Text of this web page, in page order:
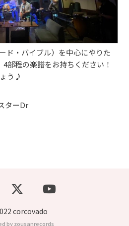
イブ出演者募集！！
器機材等
心者POPS
ド・バイブル）を中心にやりた
部程の楽譜をお持ちください！
う♪
ターDr
corcovado
by zousanrecords